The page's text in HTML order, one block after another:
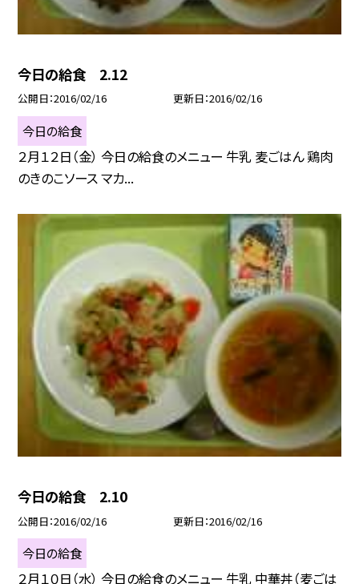
今日の給食 2.12
公開日 2016/02/16 更新日 2016/02/16
今日の給食
２月１２日（金） 今日の給食のメニュー 牛乳 麦ごはん 鶏肉
のきのこソース マカ...
今日の給食 2.10
公開日 2016/02/16 更新日 2016/02/16
今日の給食
２月１０日（水） 今日の給食のメニュー 牛乳 中華丼（麦ごは